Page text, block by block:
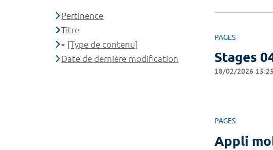
PAGES
Stages
18/02/2026 15:25
PAGES
Appli
Pertinence
Titre
[Type de contenu]
Date de dernière modification